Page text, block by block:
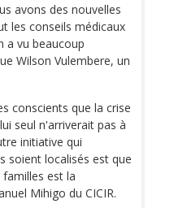
avons des nouvelles
les conseils médicaux
a vu beaucoup
Wilson Vulembere, un
conscients que la crise
seul n'arriverait pas à
initiative qui
soient localisés est que
est la
Mihigo du CICIR.